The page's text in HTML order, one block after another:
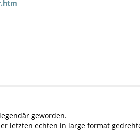
geworden.
letzten echten in large format